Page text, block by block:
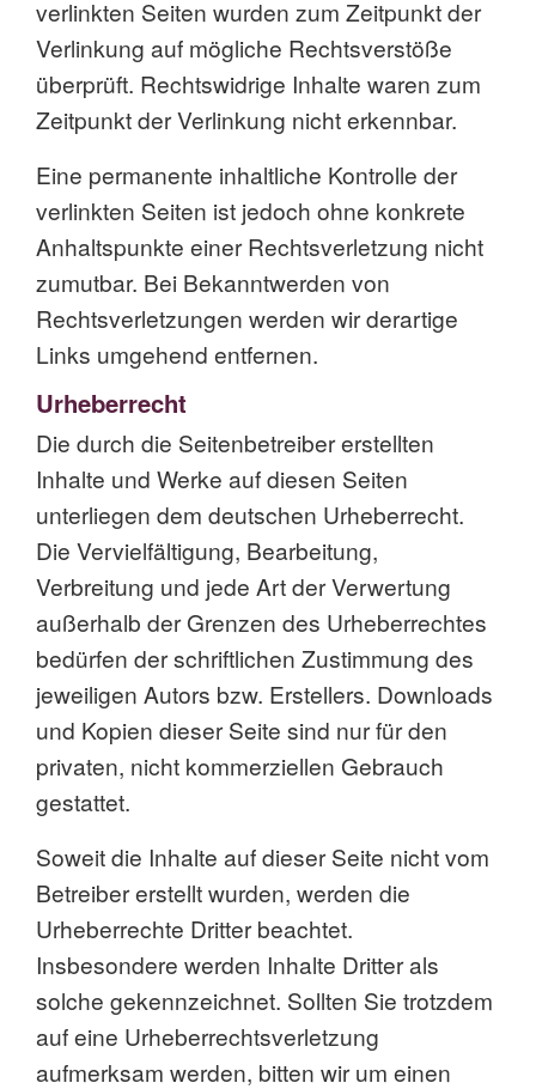
verlinkten Seiten wurden zum Zeitpunkt der
Verlinkung auf mögliche Rechtsverstöße
überprüft. Rechtswidrige Inhalte waren zum
Zeitpunkt der Verlinkung nicht erkennbar.
Eine permanente inhaltliche Kontrolle der
verlinkten Seiten ist jedoch ohne konkrete
Anhaltspunkte einer Rechtsverletzung nicht
zumutbar. Bei Bekanntwerden von
Rechtsverletzungen werden wir derartige
Links umgehend entfernen.
Urheberrecht
Die durch die Seitenbetreiber erstellten
Inhalte und Werke auf diesen Seiten
unterliegen dem deutschen Urheberrecht.
Die Vervielfältigung, Bearbeitung,
Verbreitung und jede Art der Verwertung
außerhalb der Grenzen des Urheberrechtes
bedürfen der schriftlichen Zustimmung des
jeweiligen Autors bzw. Erstellers. Downloads
und Kopien dieser Seite sind nur für den
privaten, nicht kommerziellen Gebrauch
gestattet.
Soweit die Inhalte auf dieser Seite nicht vom
Betreiber erstellt wurden, werden die
Urheberrechte Dritter beachtet.
Insbesondere werden Inhalte Dritter als
solche gekennzeichnet. Sollten Sie trotzdem
auf eine Urheberrechtsverletzung
aufmerksam werden, bitten wir um einen